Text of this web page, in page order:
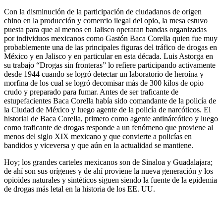
Con la disminución de la participación de ciudadanos de origen
chino en la producción y comercio ilegal del opio, la mesa estuvo
puesta para que al menos en Jalisco operaran bandas organizadas
por individuos mexicanos como Gastón Baca Corella quien fue muy
probablemente una de las principales figuras del tráfico de drogas en
México y en Jalisco y en particular en esta década. Luis Astorga en
su trabajo “Drogas sin fronteras” lo refiere participando activamente
desde 1944 cuando se logró detectar un laboratorio de heroína y
morfina de los cual se logró decomisar más de 300 kilos de opio
crudo y preparado para fumar. Antes de ser traficante de
estupefacientes Baca Corella había sido comandante de la policía de
la Ciudad de México y luego agente de la policía de narcóticos. El
historial de Baca Corella, primero como agente antinárcótico y luego
como traficante de drogas responde a un fenómeno que proviene al
menos del siglo XIX mexicano y que convierte a policías en
bandidos y viceversa y que aún en la actualidad se mantiene.
Hoy; los grandes carteles mexicanos son de Sinaloa y Guadalajara;
de ahí son sus orígenes y de ahí proviene la nueva generación y los
opioides naturales y sintéticos siguen siendo la fuente de la epidemia
de drogas más letal en la historia de los EE. UU.